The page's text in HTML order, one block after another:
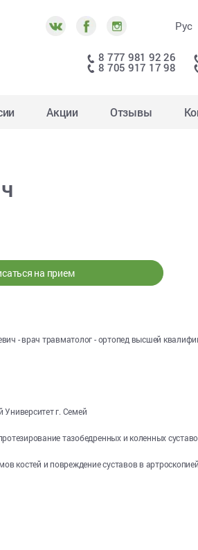
Рус
8 777 981 92 26
8 705 917 17 98
Акции Отзывы
на прием
- врач травматолог - ортопед высшей
г. Семей
тазобедренных и коленных
костей и повреждение суставов в